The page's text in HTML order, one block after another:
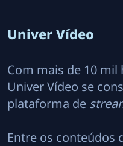
Univer Vídeo
Com mais de 10
Univer Vídeo se
plataforma de
Entre os conteúdos